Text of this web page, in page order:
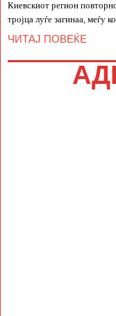
Киевскиот регион
тројца луѓе загинаа, меѓу
ЧИТАЈ ПОВЕЌЕ